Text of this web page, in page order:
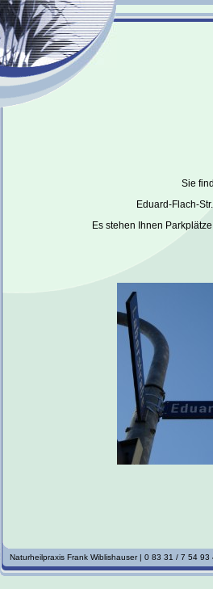
Sie
Eduard-Flach-
Es stehen Ihnen
Naturheilpraxis Frank Wiblishauser | 0 83 31 / 7 54 93